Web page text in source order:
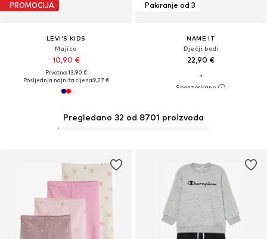
PROMOCIJA
LEVI'S KIDS
Majica
10,90 €
Prvotno: 13,90 €
Posljednja najniža cijena:9,27 €
Pakiranje od 3
NAME IT
Dječji bodi
22,90 €
Pregledano 32 od 8701 proizvoda